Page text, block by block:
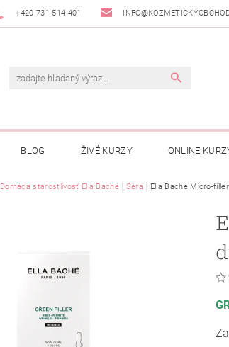
+420 731 514 401
BLOG ŽIVÉ KURZY ONLINE
Domáca starostlivosť Ella Baché Séra Ella Baché Micro-